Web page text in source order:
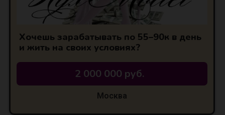
Хочешь зарабатывать по 55–90к в день
и жить на своих условиях?
2 000 000 руб.
Москва